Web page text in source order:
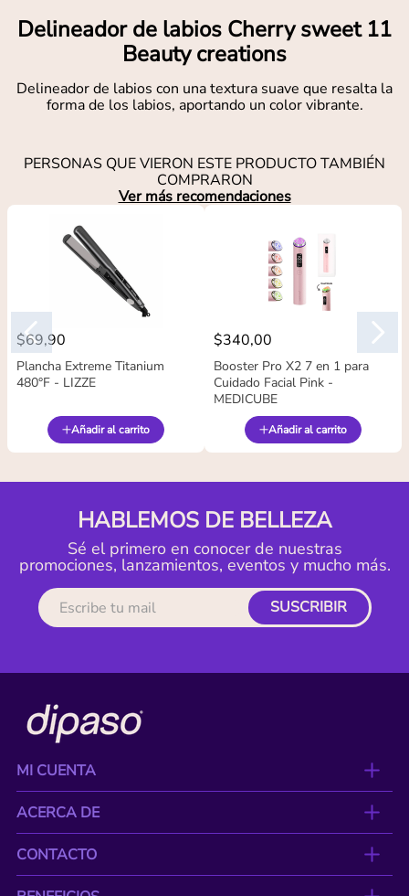
Delineador de labios Cherry sweet 11
Beauty creations
Delineador de labios con una textura suave que resalta la
forma de los labios, aportando un color vibrante.
PERSONAS QUE VIERON ESTE PRODUCTO TAMBIÉN
COMPRARON
Ver más recomendaciones
$69,90
Plancha Extreme Titanium
480°F - LIZZE
Añadir al carrito
$340,00
Booster Pro X2 7 en 1 para
Cuidado Facial Pink -
MEDICUBE
Añadir al carrito
HABLEMOS DE BELLEZA
Sé el primero en conocer de nuestras
promociones, lanzamientos, eventos y mucho más.
SUSCRIBIR
MI CUENTA
ACERCA DE
CONTACTO